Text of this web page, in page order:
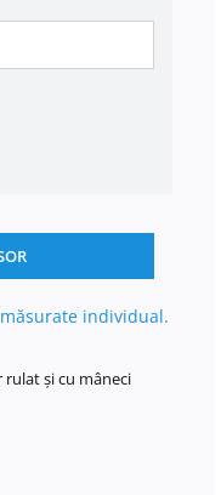
individual.
și cu mâneci